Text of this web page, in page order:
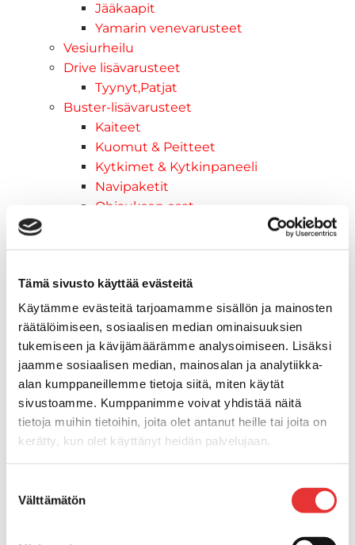
Tämä sivusto käyttää evästeitä
Käytämme evästeitä tarjoamamme sisällön ja mainosten
räätälöimiseen, sosiaalisen median ominaisuuksien
tukemiseen ja kävijämäärämme analysoimiseen. Lisäksi
jaamme sosiaalisen median, mainosalan ja analytiikka-
alan kumppaneillemme tietoja siitä, miten käytät
sivustoamme. Kumppanimme voivat yhdistää näitä
tietoja muihin tietoihin, joita olet antanut heille tai joita on
kerätty, kun olet käyttänyt heidän palvelujaan.
valinta
Välttämätön
Jääkaapit
Yamarin venevarusteet
Vesiurheilu
Drive lisävarusteet
Tyynyt,Patjat
Buster-lisävarusteet
Kaiteet
Kuomut & Peitteet
Kytkimet & Kytkinpaneeli
Navipaketit
Ohjauksen osat
Pientarvikkeet
Päävirtakatkaisimet & Sulakkeet
Solumuovit
Tarrat
Tuolit
Tuulilasit
Törmäyskumit
Valomastot & Kulkuvalot
Vesihiihtokaaret & Uistelutargat
Veneistuin
Buster Hoitotuotteet
Moottorikelkkailu